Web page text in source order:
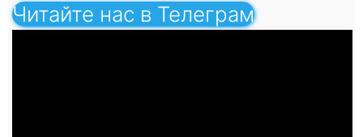
Читайте нас в Телеграм